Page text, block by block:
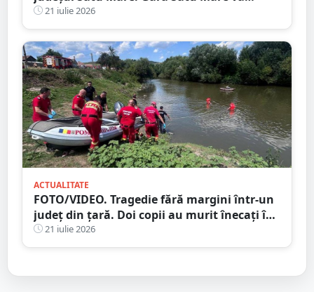
beneficia de sisteme moderne de
semnalizare
21 iulie 2026
ACTUALITATE
FOTO/VIDEO. Tragedie fără margini într-un
județ din țară. Doi copii au murit înecați în
râu21 iulie 2026